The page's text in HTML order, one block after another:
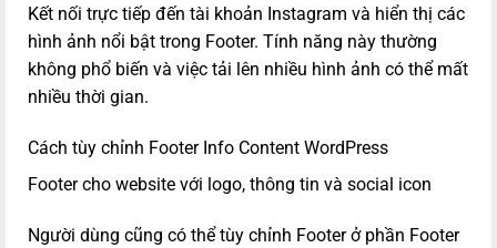
Kết nối trực tiếp đến tài khoản Instagram và hiển thị các
hình ảnh nổi bật trong Footer. Tính năng này thường
không phổ biến và việc tải lên nhiều hình ảnh có thể mất
nhiều thời gian.
Cách tùy chỉnh Footer Info Content WordPress
Footer cho website với logo, thông tin và social icon
Người dùng cũng có thể tùy chỉnh Footer ở phần Footer